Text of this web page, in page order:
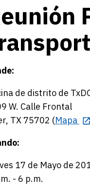
de distrito de
W. Calle Frontal
TX 75702 (Mapa
17 de Mayo de
- 6 p.m.